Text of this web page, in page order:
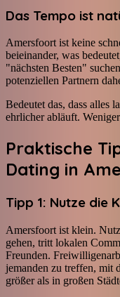
Das Tempo ist
Amersfoort ist keine
beieinander, was
"nächsten Besten"
potenziellen Partnern
Bedeutet das, dass alles
ehrlicher abläuft.
Praktische
Dating in
Tipp 1: Nutze die
Amersfoort ist klein.
gehen, tritt lokalen
Freunden.
jemanden zu treffen, mit
größer als in großen